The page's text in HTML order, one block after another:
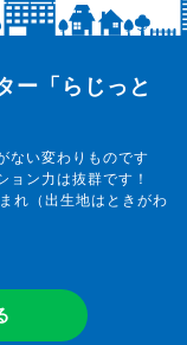
ー「らじっと
ない変わりものです
ョン力は抜群です！
れ（出生地はときがわ